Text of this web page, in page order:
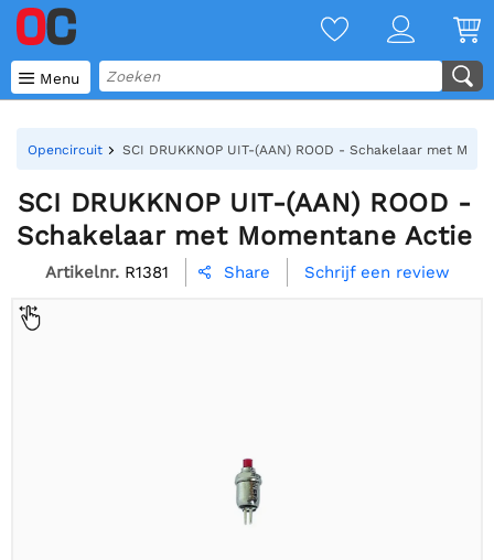
 Menu
Opencircuit SCI DRUKKNOP UIT-(AAN) ROOD - Schakelaar met
SCI DRUKKNOP UIT-(AAN) ROOD -
Schakelaar met Momentane Actie
Artikelnr. R1381  Share Schrijf een review